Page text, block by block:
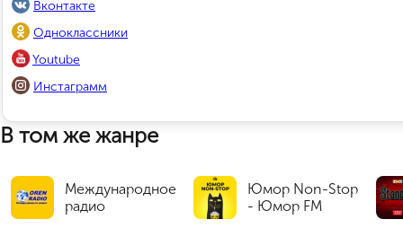
Вконтакте
Одноклассники
Youtube
Инстаграмм
В том же жанре
Международное
радио
Юмор Non-Stop
- Юмор FM